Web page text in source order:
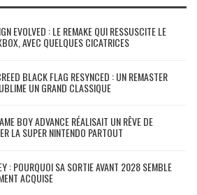
EVOLVED : LE REMAKE QUI RESSUSCITE LE
AVEC QUELQUES CICATRICES
BLACK FLAG RESYNCED : UN REMASTER
UN GRAND CLASSIQUE
BOY ADVANCE RÉALISAIT UN RÊVE DE
LA SUPER NINTENDO PARTOUT
: POURQUOI SA SORTIE AVANT 2028 SEMBLE
ACQUISE